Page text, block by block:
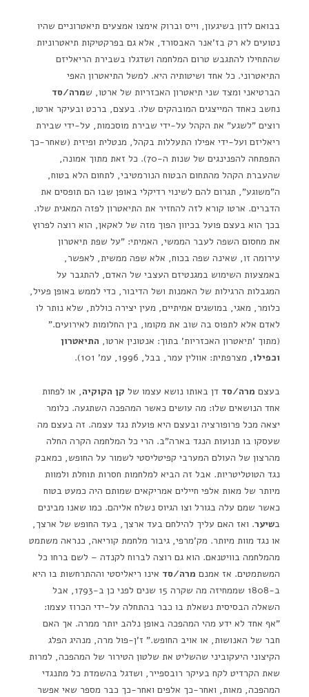
בבואם לדון בשיגעון, וייס וברוק אימצו אמצעים תיאטרוניים שהיו
נטועים לא רק בז'אנר האבסורד, אלא גם בפרקטיקות תיאטרוניות
שהתחילו להתגבש טרום המלחמה ושדגלו בשבירת הריאליזם
התיאטרוני. כל אחד ושיטותיה היא. למשל התיאטרון האפי
הברטיאני ומצד שני תיאטרון האכזריות של ארטו, שמרה/סד
נחשב כאחד המייצגים המובהקים שלו. בעצם, ברכט ובעיקר ארטו,
רוצים "לשגע" את הקהל על-ידי שבירת מוסכמות, על-ידי שבירת
ריאליזם ועל-ידי אפילו התעללות בקהל, מנטלית ופיזית (שאחר-כך
התפתחה להפנינגים של שנות ה-70). כל זאת מתוך אמונה,
שהעברת הקהל מהתחום הבטוח הנורמטיבי, לתחום הלא בטוח,
ה"משוגע", תגרום להם לשינוי רדיקלי באופן שבו הם תופסים את
הדברים. ארטו קורא לזה להחזיר את התיאטרון לפזה המאגית שלו.
בכך הוא בעצם פועל בכיוון הפוך מזה של לאקאן, הוא רוצה לפרוץ
את מחסום השפה לעבר הממשי, האמיתי: "על שפת תיאטרון
עירומה זו, שאינה שפה בכוח, אלא שפה ממשית, לאפשר,
באמצעות השימוש במגנטיזם העצבי של האדם, להתגבר על
המגבלות הרגילות של האמנות ושל הדיבור, כדי לממש באופן פעיל,
כלומר, מאגי, במושגים אמיתיים, מעין יצירה כוללת, שלא נותר לו
לאדם אלא לתפוס בה שוב את מקומו, בין החלומות לאירועים."
(מתוך 'תיאטרון האכזריות' בתוך: אנטונין ארטו, התיאטרון
וכפילו, מצרפתית: אוולין עמר, בבל, 1996, עמ' 101).
בעצם מרה/סד דן באותו נושא עצמו של קן הקוקיה, או לפחות
אחד הנושאים שלו: מה עושים כאשר המהפכה השתגעה. כלומר
יצאה מכל פרופורציה ובעצם היא פועלת נגד עצמה. זה בעצם מה
שעסקו בו תנועות הנגד בארה"ב. הרי כל המלחמה הקרה החלה
מהרצון של העולם המערבי קפיטליסטי לשמור על החופש, כמאבק
נגד הטוטליטריות. אבל זה הביא למלחמות חסרות תוחלת ולמוות
מיותר של מאות אלפי חיילים אמריקאים שמותם היה כמעט בטוח
כאשר שמם עלה בגורל וצו הגיוס נשלח אליהם. כמו שאנו מבינים
בשיער. ואז האם עליך להילחם בעד ארצך, בעד החופש של ארצך,
או נגד מוות מיותר. מק'מרפי, גיבור מלחמת קוריאה, כנראה משתמט
מהמלחמה בוויטנאם. הוא גם רוצה לברוח לקנדה – לשם ברחו כל
המשתמטים. אז אמנם מרה/סד אינו ריאליסטי וההתרחשות בו היא
ב-1808 שממחיזה מה שקרה 15 שנים לפני כן ב-1793, אבל
השאלה הבסיסית נשאלת בו כבר בהתחלה על-ידי הכרוז עצמו:
"אף אחד לא ידע מהי המהפכה באופן נלהב יותר ממרה. אך האם
חבר של האנושות, או אויב החופש." ז'ן-פול מרה, מנהיג הפלג
הקיצוני היעקוביני שהשליט את שלטון הטירור של המהפכה, למרות
שאת הקרדיט לקח בעיקר רובספייר, ושדגל בהשמדת כל מתנגדי
המהפכה, מאות, ואחר-כך אלפים ואחר-כך כבר מספר שאי אפשר